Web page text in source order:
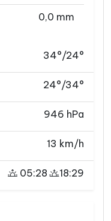
0,0 mm
34°/24°
24°/34°
946 hPa
13 km/h
05:28 18:29